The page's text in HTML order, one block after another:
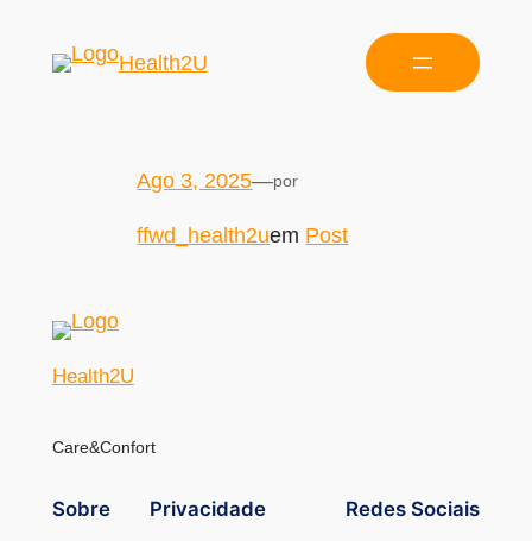
Health2U
Ago 3, 2025—por
ffwd_health2uem Post
Health2U
Care&Confort
Sobre Privacidade Redes Sociais